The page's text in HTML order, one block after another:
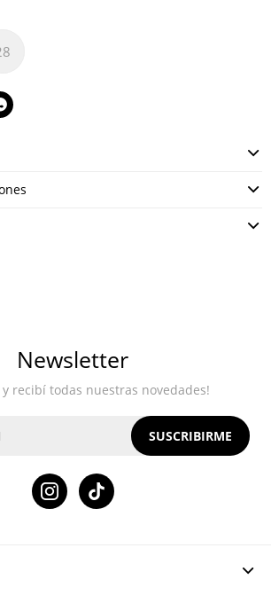
Newsletter
y recibí todas nuestras novedades!
SUSCRIBIRME
